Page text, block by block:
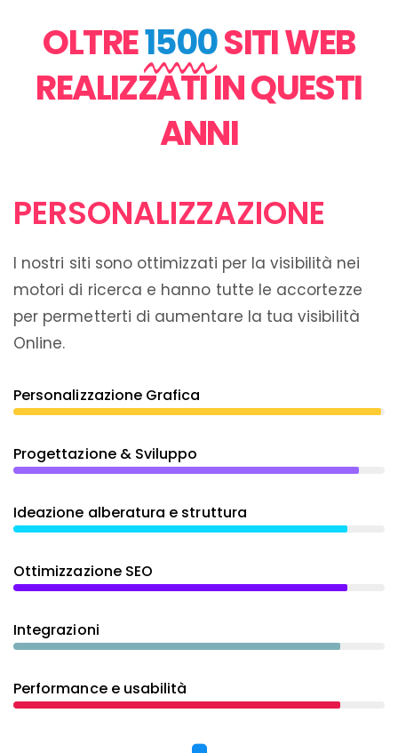
OLTRE1500SITI WEB
REALIZZATI IN QUESTI
ANNI
PERSONALIZZAZIONE
I nostri siti sono ottimizzati per la visibilità nei
motori di ricerca e hanno tutte le accortezze
per permetterti di aumentare la tua visibilità
Online.
Personalizzazione Grafica
Progettazione & Sviluppo
Ideazione alberatura e struttura
Ottimizzazione SEO
Integrazioni
Performance e usabilità